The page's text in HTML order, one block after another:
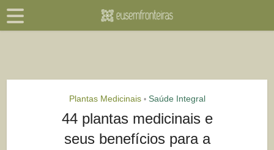
Plantas Medicinais • Saúde Integral
44 plantas medicinais e
seus benefícios para a